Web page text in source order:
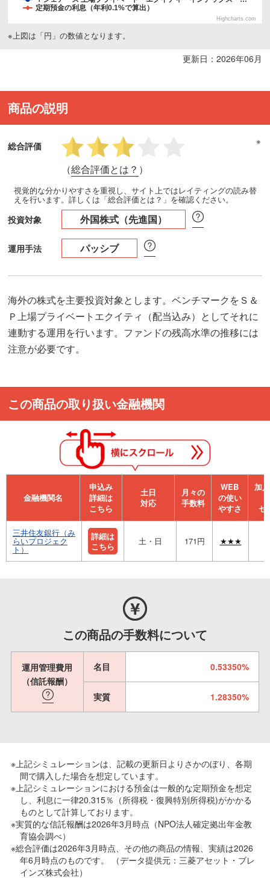
定期預金の利息（年利0.1%で算出）
Highcharts.com
※上図は「円」の数値となります。
更新日：2026年06月
商品の説明
総合評価
（総合評価とは？ ）
※
視覚的な分かりやすさを重視し、サイト上ではレイティングの読み替
えを行います。詳しくは「総合評価とは？」を確認ください。
投資対象 外国株式（先進国）
運用手法 パッシブ
海外の株式を主要投資対象とします。ベンチマークをＳ＆
Ｐ上場プライベートエクイティ（配当込み）としてそれに
連動する運用を行います。ファンドの残高水準の推移には
注意が必要です。
この商品の取り扱い金融機関
金融機関名
申込み
詳細は
こちら
⼟⽇
対応
月々の
手数料
WEB
の使い
やすさ
加
セ
三井住友銀行（み
らいプロジェク
ト）
詳細は
こちら
土・日 171円 ★★★
この商品の手数料について
運用管理費用
（信託報酬）
名目 0.53350%
実質 1.28350%
※上記シミュレーションは、記載の更新日よりさかのぼり、各期
間で購入した場合を想定しています。
※上記シミュレーションにおける預金は一般的な定期預金を想定
し、利息に一律20.315％（所得税・復興特別所得税)がかかる
ものとして計算しております。
※実質的な信託報酬は2026年3月時点（NPO法人確定拠出年金教
育協会調べ）
※総合評価は2026年3月時点、その他の商品の情報、実績は2026
年6月時点のものです。 （データ提供元：三菱アセット・ブレ
インズ株式会社）